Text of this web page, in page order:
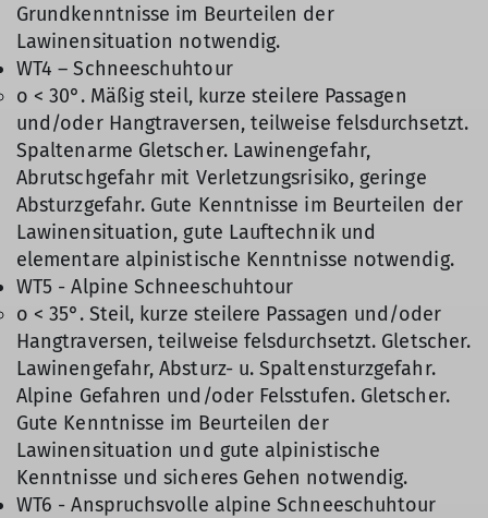
Grundkenntnisse im Beurteilen der
Lawinensituation notwendig.
WT4 – Schneeschuhtour
o < 30°. Mäßig steil, kurze steilere Passagen
und/oder Hangtraversen, teilweise felsdurchsetzt.
Spaltenarme Gletscher. Lawinengefahr,
Abrutschgefahr mit Verletzungsrisiko, geringe
Absturzgefahr. Gute Kenntnisse im Beurteilen der
Lawinensituation, gute Lauftechnik und
elementare alpinistische Kenntnisse notwendig.
WT5 - Alpine Schneeschuhtour
o < 35°. Steil, kurze steilere Passagen und/oder
Hangtraversen, teilweise felsdurchsetzt. Gletscher.
Lawinengefahr, Absturz- u. Spaltensturzgefahr.
Alpine Gefahren und/oder Felsstufen. Gletscher.
Gute Kenntnisse im Beurteilen der
Lawinensituation und gute alpinistische
Kenntnisse und sicheres Gehen notwendig.
WT6 - Anspruchsvolle alpine Schneeschuhtour